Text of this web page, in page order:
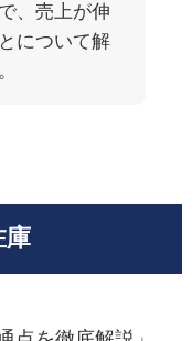
、売上が伸
について解
庫